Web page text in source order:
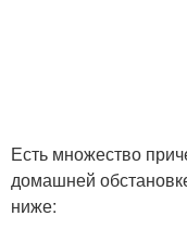
Трендовая
Есть множество
домашней
ниже: